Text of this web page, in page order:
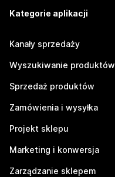
Kategorie aplikacji
Kanały sprzedaży
Wyszukiwanie produktów
Sprzedaż produktów
Zamówienia i wysyłka
Projekt sklepu
Marketing i konwersja
Zarządzanie sklepem